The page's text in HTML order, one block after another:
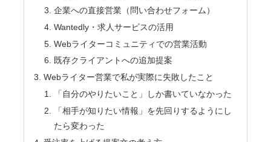
企業への直接営業（問い合わせフォーム）
Wantedly・求人サービスの活用
Webライターコミュニティでの営業活動
既存クライアントへの追加提案
Webライター営業で私が実際に失敗したこと
「自分のやりたいこと」しか書いていなかった
「相手が知りたい情報」を先回りするようにし
たら変わった